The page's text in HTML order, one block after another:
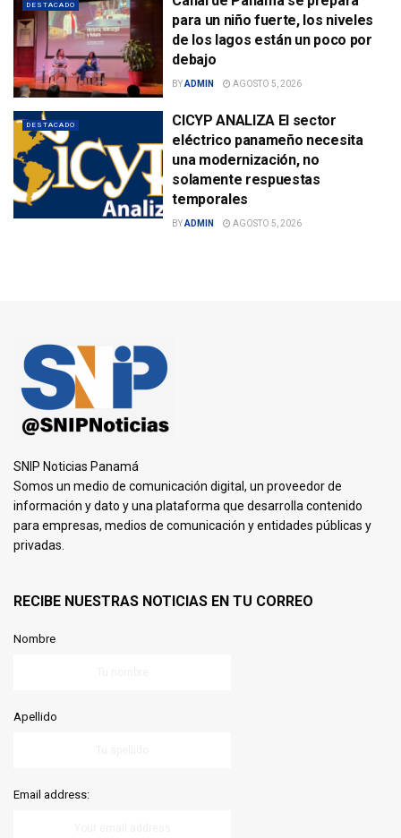
DESTACADO
para un niño fuerte, los niveles
de los lagos están un poco por
debajo
BYADMIN AGOSTO 5, 2026
DESTACADO
CICYP ANALIZA El sector
eléctrico panameño necesita
una modernización, no
solamente respuestas
temporales
BYADMIN AGOSTO 5, 2026
SNIP Noticias Panamá
Somos un medio de comunicación digital, un proveedor de
información y dato y una plataforma que desarrolla contenido
para empresas, medios de comunicación y entidades públicas y
privadas.
RECIBE NUESTRAS NOTICIAS EN TU CORREO
Nombre
Apellido
Email address: